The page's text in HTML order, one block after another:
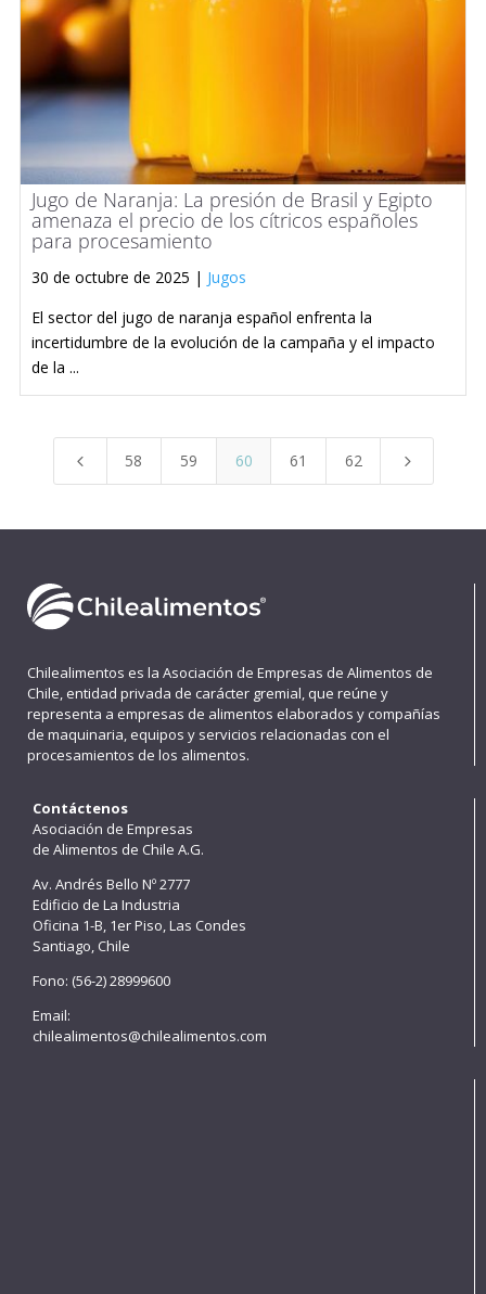
Jugo de Naranja: La presión de Brasil y Egipto
amenaza el precio de los cítricos españoles
para procesamiento
30 de octubre de 2025 | Jugos
El sector del jugo de naranja español enfrenta la
incertidumbre de la evolución de la campaña y el impacto
de la ...
4 58 59 60 61 62 5
Chilealimentos es la Asociación de Empresas de Alimentos de
Chile, entidad privada de carácter gremial, que reúne y
representa a empresas de alimentos elaborados y compañías
de maquinaria, equipos y servicios relacionadas con el
procesamientos de los alimentos.
Contáctenos
Asociación de Empresas
de Alimentos de Chile A.G.
Av. Andrés Bello Nº 2777
Edificio de La Industria
Oficina 1-B, 1er Piso, Las Condes
Santiago, Chile
Fono: (56-2) 28999600
Email:
chilealimentos@chilealimentos.com